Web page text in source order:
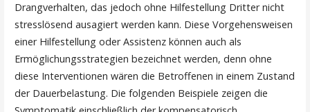
Drangverhalten, das jedoch ohne Hilfestellung Dritter nicht
stresslösend ausagiert werden kann. Diese Vorgehensweisen
einer Hilfestellung oder Assistenz können auch als
Ermöglichungsstrategien bezeichnet werden, denn ohne
diese Interventionen wären die Betroffenen in einem Zustand
der Dauerbelastung. Die folgenden Beispiele zeigen die